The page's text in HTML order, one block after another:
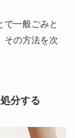
で一般ごみと
その方法を次
分する